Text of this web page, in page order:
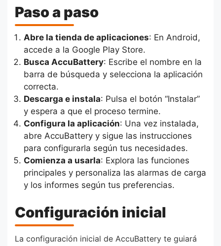
Paso a paso
Abre la tienda de aplicaciones: En Android,
accede a la Google Play Store.
Busca AccuBattery: Escribe el nombre en la
barra de búsqueda y selecciona la aplicación
correcta.
Descarga e instala: Pulsa el botón “Instalar”
y espera a que el proceso termine.
Configura la aplicación: Una vez instalada,
abre AccuBattery y sigue las instrucciones
para configurarla según tus necesidades.
Comienza a usarla: Explora las funciones
principales y personaliza las alarmas de carga
y los informes según tus preferencias.
Configuración inicial
La configuración inicial de AccuBattery te guiará